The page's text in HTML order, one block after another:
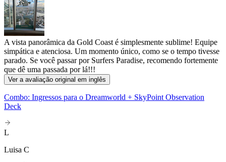
A vista panorâmica da Gold Coast é simplesmente sublime! Equipe
simpática e atenciosa. Um momento único, como se o tempo tivesse
parado. Se você passar por Surfers Paradise, recomendo fortemente
que dê uma passada por lá!!!
Ver a avaliação original em inglês
Combo: Ingressos para o Dreamworld + SkyPoint Observation
Deck
L
Luisa C